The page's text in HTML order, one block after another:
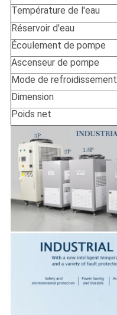
Température de l'eau
Réservoir d'eau
Écoulement de pompe
Ascenseur de pompe
Mode de refroidissement
Dimension
Poids net